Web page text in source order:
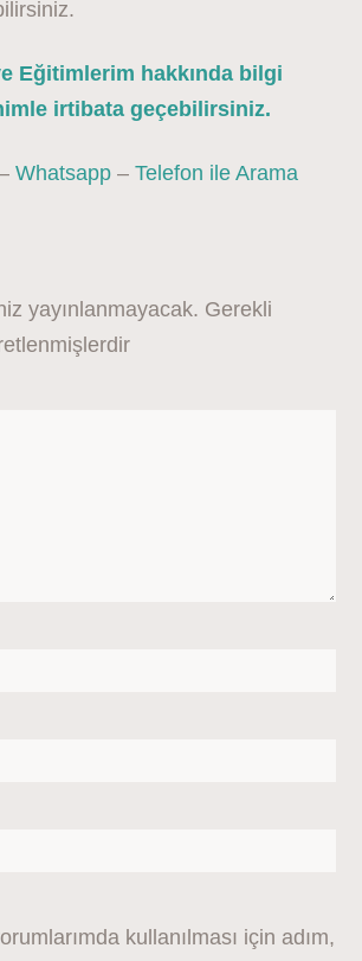
Eğitimlerim hakkında bilgi
irtibata geçebilirsiniz.
Whatsapp –Telefon ile Arama
yayınlanmayacak. Gerekli
kullanılması için adım,